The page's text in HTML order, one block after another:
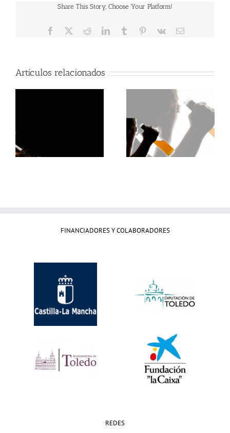
Share This Story, Choose Your Platform!
Facebook RedditLinkedInTumblr Pinterest
Vk
Correo
Artículos relacionados
FINANCIADORES Y COLABORADORES
REDES